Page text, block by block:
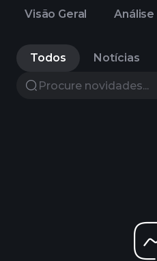
Visão Geral Análise
Todos Notícias